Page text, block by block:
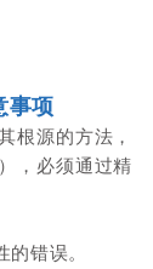
事项
根源的方法，
，必须通过精
错误。